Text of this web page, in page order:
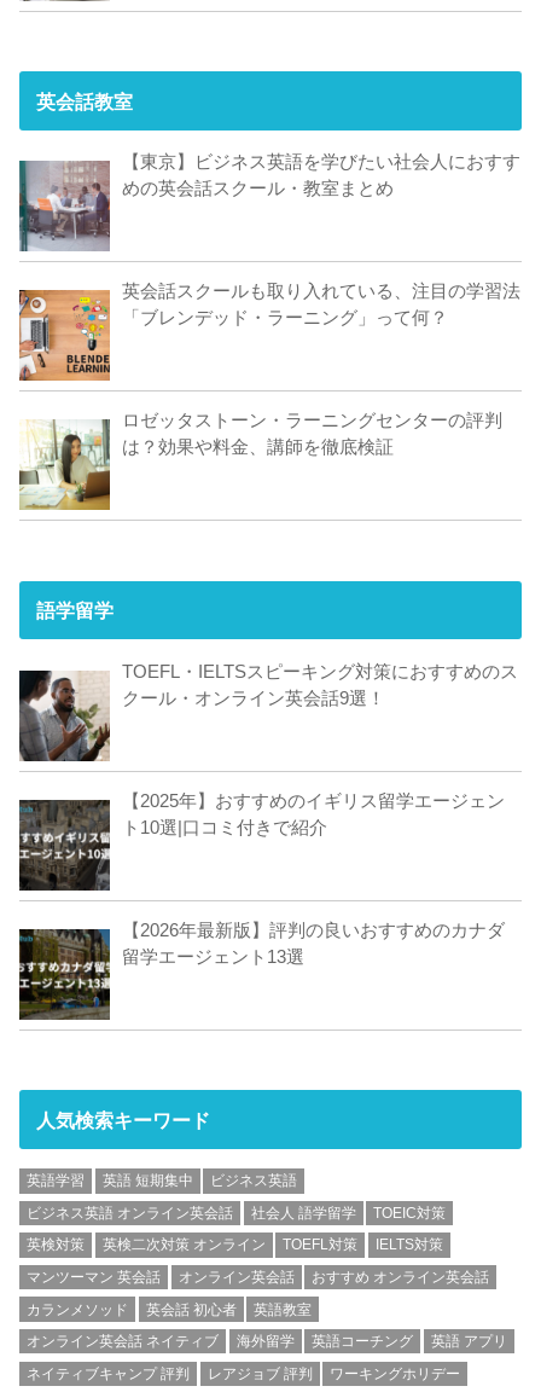
英会話教室
【東京】ビジネス英語を学びたい社会人におすす
めの英会話スクール・教室まとめ
英会話スクールも取り入れている、注目の学習法
「ブレンデッド・ラーニング」って何？
ロゼッタストーン・ラーニングセンターの評判
は？効果や料金、講師を徹底検証
語学留学
TOEFL・IELTSスピーキング対策におすすめのス
クール・オンライン英会話9選！
【2025年】おすすめのイギリス留学エージェン
ト10選|口コミ付きで紹介
【2026年最新版】評判の良いおすすめのカナダ
留学エージェント13選
人気検索キーワード
英語学習 英語 短期集中
ビジネス英語
ビジネス英語 オンライン英会話
社会人 語学留学
TOEIC対策
英検対策
英検二次対策 オンライン TOEFL対策
IELTS対策
マンツーマン 英会話
オンライン英会話
おすすめ オンライン英会話
カランメソッド
英会話 初心者
英語教室
オンライン英会話 ネイティブ
海外留学 英語コーチング
英語 アプリ
ネイティブキャンプ 評判
レアジョブ 評判
ワーキングホリデー